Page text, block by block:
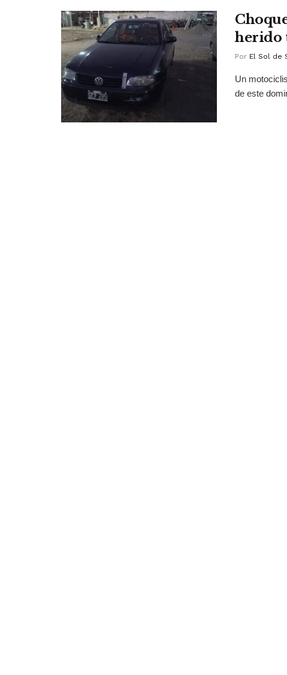
herido
Por El Sol de
Un
de este